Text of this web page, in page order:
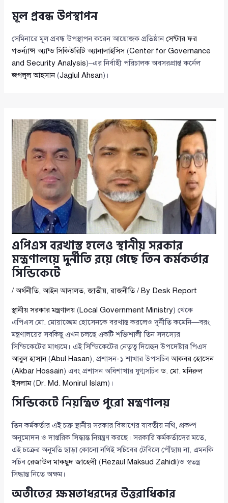
মূল প্রবন্ধ উপস্থাপন
সেমিনারে মূল প্রবন্ধ উপস্থাপন করেন আয়োজক প্রতিষ্ঠানসেন্টার ফর
গভর্ন্যান্স অ্যান্ড সিকিউরিটি অ্যানালাইসিস(Center for Governance
and Security Analysis)–এর নির্বাহী পরিচালক অবসরপ্রাপ্ত কর্নেল
জগলুল আহসান(Jaglul Ahsan)।
এপিএস বরখাস্ত হলেও স্থানীয় সরকার
মন্ত্রণালয়ে দুর্নীতি রয়ে গেছে তিন কর্মকর্তার
সিন্ডিকেটে
/অর্থনীতি,আইন আদালত,জাতীয়,রাজনীতি/ By Desk Report
স্থানীয় সরকার মন্ত্রণালয় (Local Government Ministry) থেকে
এপিএস মো. মোয়াজ্জেম হোসেনকে বরখাস্ত করলেও দুর্নীতি কমেনি—বরং
মন্ত্রণালয়ের সবকিছু এখন চলছে একটি শক্তিশালী তিন সদস্যের
সিন্ডিকেটের মাধ্যমে। এই সিন্ডিকেটের নেতৃত্ব দিচ্ছেন উপদেষ্টার পিএস
আবুল হাসান(Abul Hasan), প্রশাসন-১ শাখার উপসচিবআকবর হোসেন
(Akbar Hossain) এবং প্রশাসন অধিশাখার যুগ্মসচিবড. মো. মনিরুল
ইসলাম( Dr. Md. Monirul Islam)।
সিন্ডিকেটে নিয়ন্ত্রিত পুরো মন্ত্রণালয়
তিন কর্মকর্তার এই চক্র স্থানীয় সরকার বিভাগের যাবতীয় নথি, প্রকল্প
অনুমোদন ও দাপ্তরিক সিদ্ধান্ত নিয়ন্ত্রণ করছে। সরকারি কর্মকর্তাদের মতে,
এই চক্রের অনুমতি ছাড়া কোনো নথিই সচিবের টেবিলে পৌঁছায় না, এমনকি
সচিবরেজাউল মাকছুদ জাহেদী ( Rezaul Maksud Zahidi)ও স্বতন্ত্র
সিদ্ধান্ত নিতে অক্ষম।
অতীতের ক্ষমতাধরদের উত্তরাধিকার